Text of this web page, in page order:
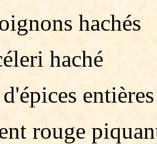
hachés
haché
rouge